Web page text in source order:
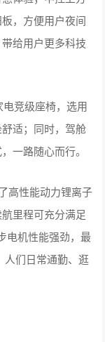
，方便用户夜间
给用户更多科技
竞级座椅，选用
适；同时，驾舱
一路随心而行。
性能动力锂离子
里程可充分满足
电机性能强劲，最
人们日常通勤、逛